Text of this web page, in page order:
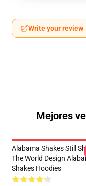
Write your review
Mejores
Alabama Shakes Still
The World Design
Shakes Hoodies